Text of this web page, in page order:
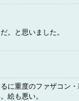
。と思いました。
に重度のファザコン
。絵も悪い。